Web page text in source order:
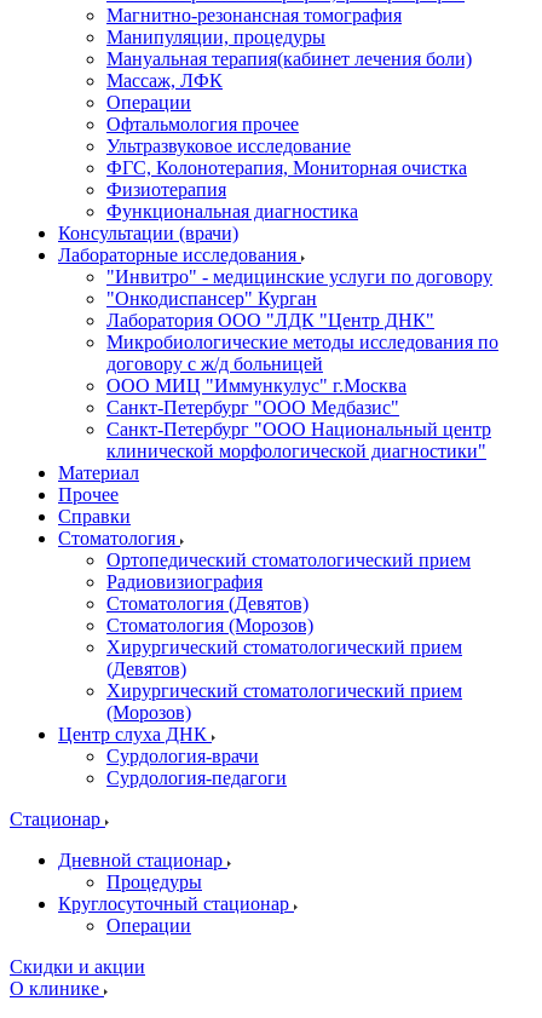
Магнитно-резонансная томография
Манипуляции, процедуры
Мануальная терапия(кабинет лечения боли)
Массаж, ЛФК
Операции
Офтальмология прочее
Ультразвуковое исследование
ФГС, Колонотерапия, Мониторная очистка
Физиотерапия
Функциональная диагностика
Консультации (врачи)
Лабораторные исследования
"Инвитро" - медицинские услуги по договору
"Онкодиспансер" Курган
Лаборатория ООО "ЛДК "Центр ДНК"
Микробиологические методы исследования по
договору с ж/д больницей
ООО МИЦ "Иммункулус" г.Москва
Санкт-Петербург "ООО Медбазис"
Санкт-Петербург "ООО Национальный центр
клинической морфологической диагностики"
Материал
Прочее
Справки
Стоматология
Ортопедический стоматологический прием
Радиовизиография
Стоматология (Девятов)
Стоматология (Морозов)
Хирургический стоматологический прием
(Девятов)
Хирургический стоматологический прием
(Морозов)
Центр слуха ДНК
Сурдология-врачи
Сурдология-педагоги
Стационар
Дневной стационар
Процедуры
Круглосуточный стационар
Операции
Скидки и акции
О клинике